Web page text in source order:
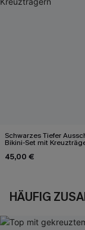
Schwarzes Tiefer
Bikini-Set mit
45,00 €
HÄUFIG